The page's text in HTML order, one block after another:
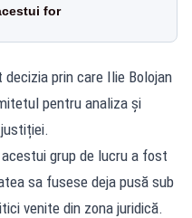
for
prin care Ilie Bolojan
pentru analiza și
grup de lucru a fost
sa fusese deja pusă sub
venite din zona juridică.